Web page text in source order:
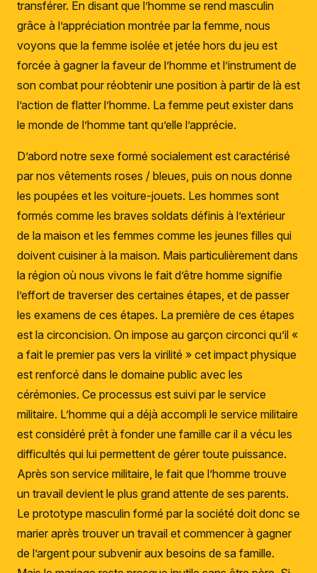
transférer. En disant que l’homme se rend masculin
grâce à l’appréciation montrée par la femme, nous
voyons que la femme isolée et jetée hors du jeu est
forcée à gagner la faveur de l’homme et l’instrument de
son combat pour réobtenir une position à partir de là est
l’action de flatter l’homme. La femme peut exister dans
le monde de l’homme tant qu’elle l’apprécie.
D’abord notre sexe formé socialement est caractérisé
par nos vêtements roses / bleues, puis on nous donne
les poupées et les voiture-jouets. Les hommes sont
formés comme les braves soldats définis à l’extérieur
de la maison et les femmes comme les jeunes filles qui
doivent cuisiner à la maison. Mais particulièrement dans
la région où nous vivons le fait d’être homme signifie
l’effort de traverser des certaines étapes, et de passer
les examens de ces étapes. La première de ces étapes
est la circoncision. On impose au garçon circonci qu’il «
a fait le premier pas vers la virilité » cet impact physique
est renforcé dans le domaine public avec les
cérémonies. Ce processus est suivi par le service
militaire. L’homme qui a déjà accompli le service militaire
est considéré prêt à fonder une famille car il a vécu les
difficultés qui lui permettent de gérer toute puissance.
Après son service militaire, le fait que l’homme trouve
un travail devient le plus grand attente de ses parents.
Le prototype masculin formé par la société doit donc se
marier après trouver un travail et commencer à gagner
de l’argent pour subvenir aux besoins de sa famille.